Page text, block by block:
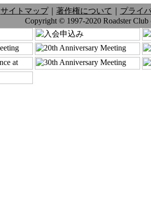
サイトマップ｜ 著作権について
プライ
Copyright © 1997-2020 Roadster